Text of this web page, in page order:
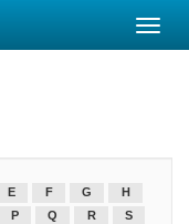
E F G
H
P Q R
S